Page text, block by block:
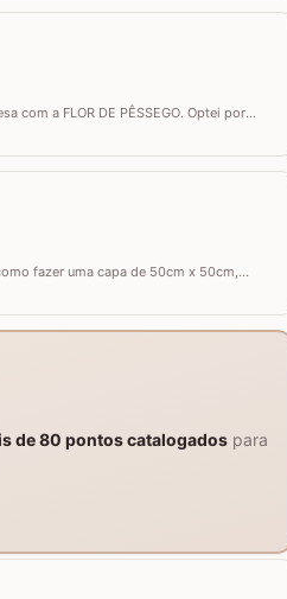
com a FLOR DE PÊSSEGO. Optei por
fazer uma capa de 50cm x 50cm,
de 80 pontos catalogados para